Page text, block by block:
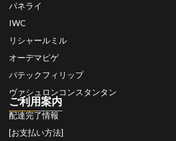
パネライ
IWC
リシャールミル
オーデマピゲ
パテックフィリップ
ヴァシュロンコンスタンタン
ご利用案内
配達完了情報
[お支払い方法]